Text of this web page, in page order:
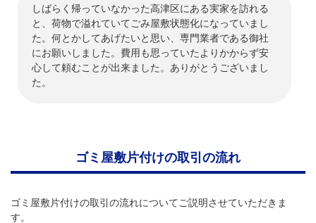
しばらく帰っていなかった高津区にある実家を訪れる
と、荷物で溢れていてごみ屋敷状態化になっていまし
た。何とかしてあげたいと思い、専門業者である御社
にお願いしました。費用も思っていたよりかからず安
心して頼むことが出来ました。ありがとうございまし
た。
ゴミ屋敷片付けの取引の流れ
ゴミ屋敷片付けの取引の流れについてご説明させていただきま
す。